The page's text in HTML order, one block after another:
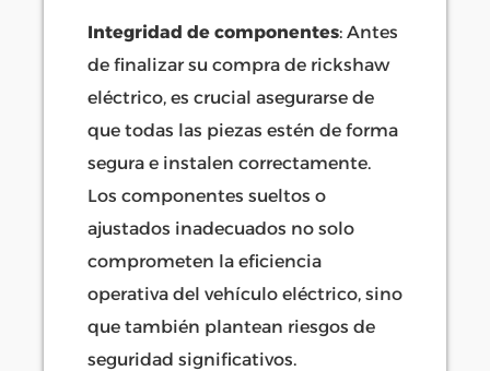
Integridad de componentes: Antes
de finalizar su compra de rickshaw
eléctrico, es crucial asegurarse de
que todas las piezas estén de forma
segura e instalen correctamente.
Los componentes sueltos o
ajustados inadecuados no solo
comprometen la eficiencia
operativa del vehículo eléctrico, sino
que también plantean riesgos de
seguridad significativos.